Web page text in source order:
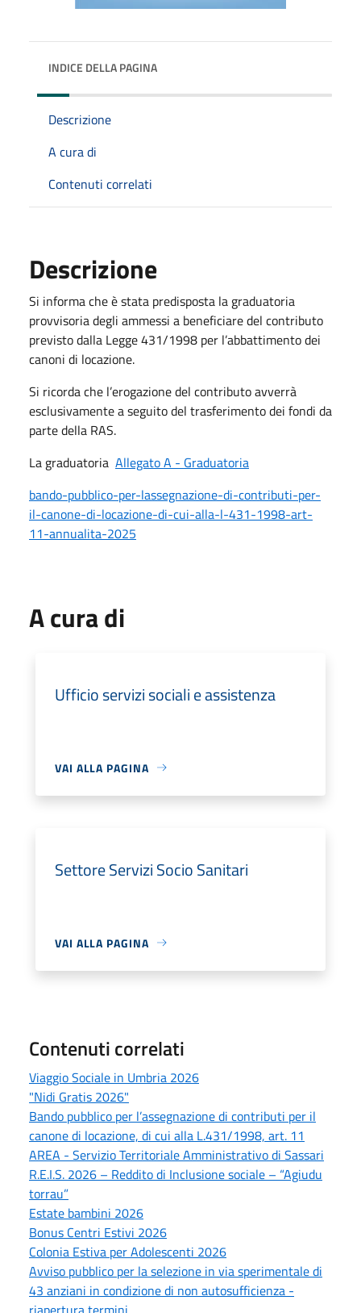
INDICE DELLA PAGINA
Descrizione
A cura di
Contenuti correlati
Descrizione
Si informa che è stata predisposta la graduatoria
provvisoria degli ammessi a beneficiare del contributo
previsto dalla Legge 431/1998 per l’abbattimento dei
canoni di locazione.
Si ricorda che l’erogazione del contributo avverrà
esclusivamente a seguito del trasferimento dei fondi da
parte della RAS.
La graduatoria Allegato A - Graduatoria
bando-pubblico-per-lassegnazione-di-contributi-per-
il-canone-di-locazione-di-cui-alla-l-431-1998-art-
11-annualita-2025
A cura di
Ufficio servizi sociali e assistenza
VAI ALLA PAGINA
Settore Servizi Socio Sanitari
VAI ALLA PAGINA
Contenuti correlati
Viaggio Sociale in Umbria 2026
"Nidi Gratis 2026"
Bando pubblico per l’assegnazione di contributi per il
canone di locazione, di cui alla L.431/1998, art. 11
AREA - Servizio Territoriale Amministrativo di Sassari
R.E.I.S. 2026 – Reddito di Inclusione sociale – “Agiudu
torrau”
Estate bambini 2026
Bonus Centri Estivi 2026
Colonia Estiva per Adolescenti 2026
Avviso pubblico per la selezione in via sperimentale di
43 anziani in condizione di non autosufficienza -